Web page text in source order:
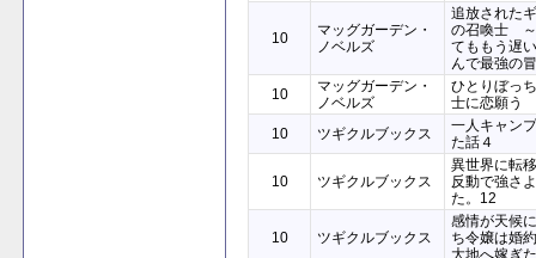
10
マッグガーデン・
ノベルズ
追放された
の召喚士 ～
てももう遅
んで最強の
10
マッグガーデン・
ノベルズ
ひとりぼっ
士に恋願う
10
ツギクルブックス
一人キャン
た話４
10 ツギクルブックス
異世界に転
反動で強さ
た。12
10 ツギクルブックス
感情が天候
ち令嬢は婚
大地へ嫁ぎ